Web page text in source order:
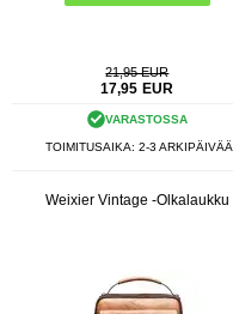
21,95 EUR
17,95 EUR
VARASTOSSA
TOIMITUSAIKA: 2-3 ARKIPÄIVÄÄ
Weixier Vintage -Olkalaukku